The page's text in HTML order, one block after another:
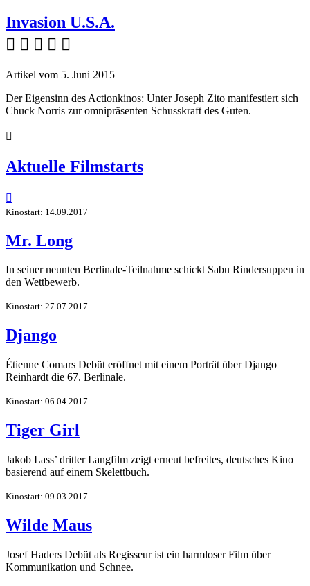
Invasion U.S.A.
    
Artikel vom 5. Juni 2015
Der Eigensinn des Actionkinos: Unter Joseph Zito manifestiert sich
Chuck Norris zur omnipräsenten Schusskraft des Guten.

Aktuelle Filmstarts

Kinostart: 14.09.2017
Mr. Long
In seiner neunten Berlinale-Teilnahme schickt Sabu Rindersuppen in
den Wettbewerb.
Kinostart: 27.07.2017
Django
Étienne Comars Debüt eröffnet mit einem Porträt über Django
Reinhardt die 67. Berlinale.
Kinostart: 06.04.2017
Tiger Girl
Jakob Lass’ dritter Langfilm zeigt erneut befreites, deutsches Kino
basierend auf einem Skelettbuch.
Kinostart: 09.03.2017
Wilde Maus
Josef Haders Debüt als Regisseur ist ein harmloser Film über
Kommunikation und Schnee.